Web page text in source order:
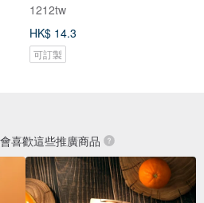
1212tw
HK$ 14.3
可訂製
喜歡這些推廣商品